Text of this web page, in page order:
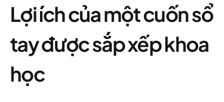
Lợi ích của một cuốn sổ
tay được sắp xếp khoa
học